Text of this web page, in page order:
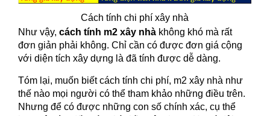
Cách tính chi phí xây nhà
Như vậy, cách tính m2 xây nhà không khó mà rất
đơn giản phải không. Chỉ cần có được đơn giá cộng
với diện tích xây dựng là đã tính được dễ dàng.
Tóm lại, muốn biết cách tính chi phí, m2 xây nhà như
thế nào mọi người có thể tham khảo những điều trên.
Nhưng để có được những con số chính xác, cụ thể